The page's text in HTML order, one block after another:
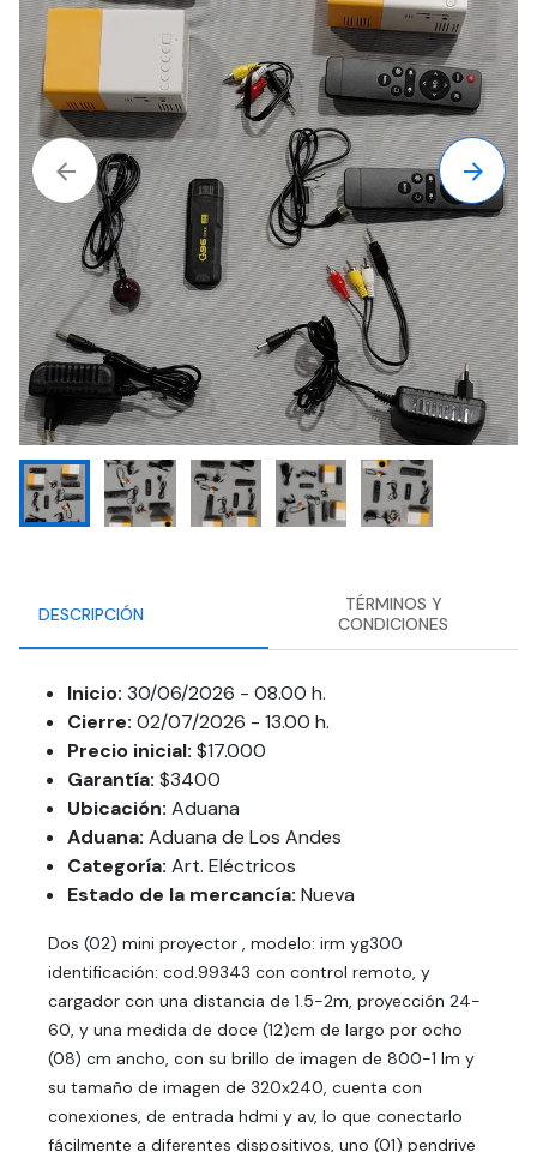
DESCRIPCIÓN
TÉRMINOS Y
CONDICIONES
Inicio: 30/06/2026 - 08.00 h.
Cierre: 02/07/2026 - 13.00 h.
Precio inicial: $17.000
Garantía: $3400
Ubicación: Aduana
Aduana: Aduana de Los Andes
Categoría: Art. Eléctricos
Estado de la mercancía: Nueva
Dos (02) mini proyector , modelo: irm yg300
identificación: cod.99343 con control remoto, y
cargador con una distancia de 1.5-2m, proyección 24-
60, y una medida de doce (12)cm de largo por ocho
(08) cm ancho, con su brillo de imagen de 800-1 lm y
su tamaño de imagen de 320x240, cuenta con
conexiones, de entrada hdmi y av, lo que conectarlo
fácilmente a diferentes dispositivos, uno (01) pendrive